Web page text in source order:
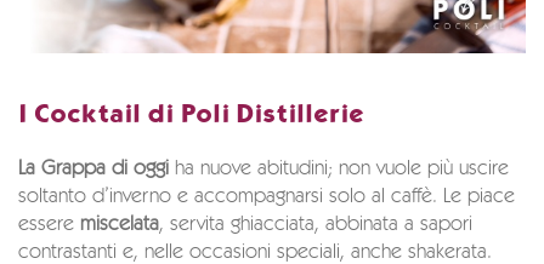
I Cocktail di Poli Distillerie
La Grappa di oggi ha nuove abitudini; non vuole più uscire
soltanto d’inverno e accompagnarsi solo al caffè. Le piace
essere miscelata, servita ghiacciata, abbinata a sapori
contrastanti e, nelle occasioni speciali, anche shakerata.